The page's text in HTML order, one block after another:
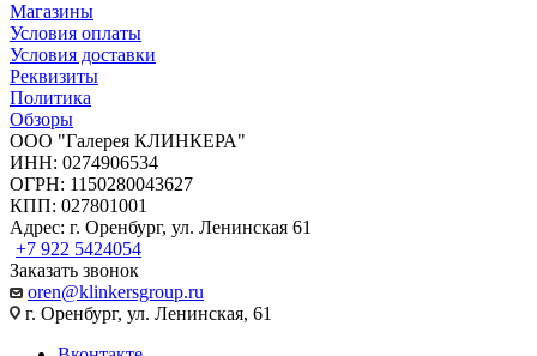
Магазины
Условия оплаты
Условия доставки
Реквизиты
Политика
Обзоры
ООО "Галерея КЛИНКЕРА"
ИНН: 0274906534
ОГРН: 1150280043627
КПП: 027801001
Адрес: г. Оренбург, ул. Ленинская 61
+7 922 5424054
Заказать звонок
oren@klinkersgroup.ru
г. Оренбург, ул. Ленинская, 61